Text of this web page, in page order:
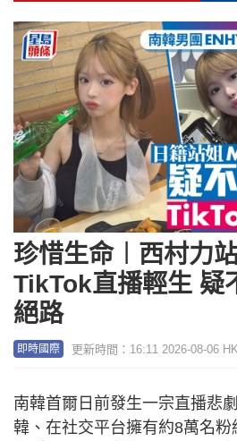
珍惜生命︱西村力
TikTok直播輕生 疑
絕路
即時國際 更新時間：16:11 2026-08-06
南韓首爾日前發生一宗直播悲
韓、在社交平台擁有約8萬名